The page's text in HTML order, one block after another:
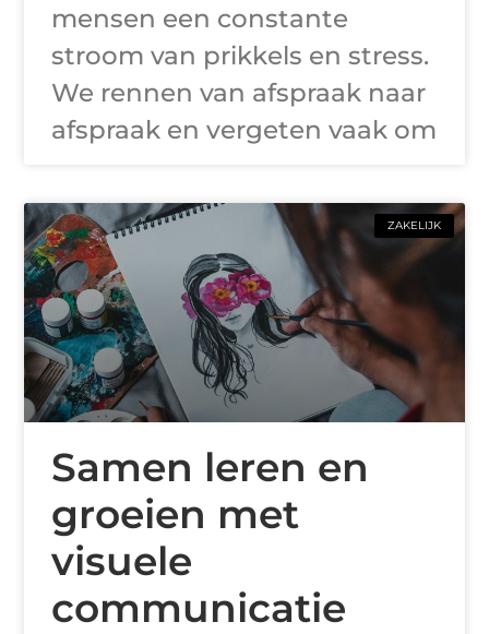
mensen een constante
stroom van prikkels en stress.
We rennen van afspraak naar
afspraak en vergeten vaak om
ZAKELIJK
Samen leren en
groeien met
visuele
communicatie